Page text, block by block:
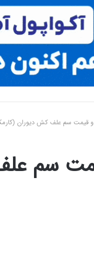
و قیمت سم علف کش دیوران
سم